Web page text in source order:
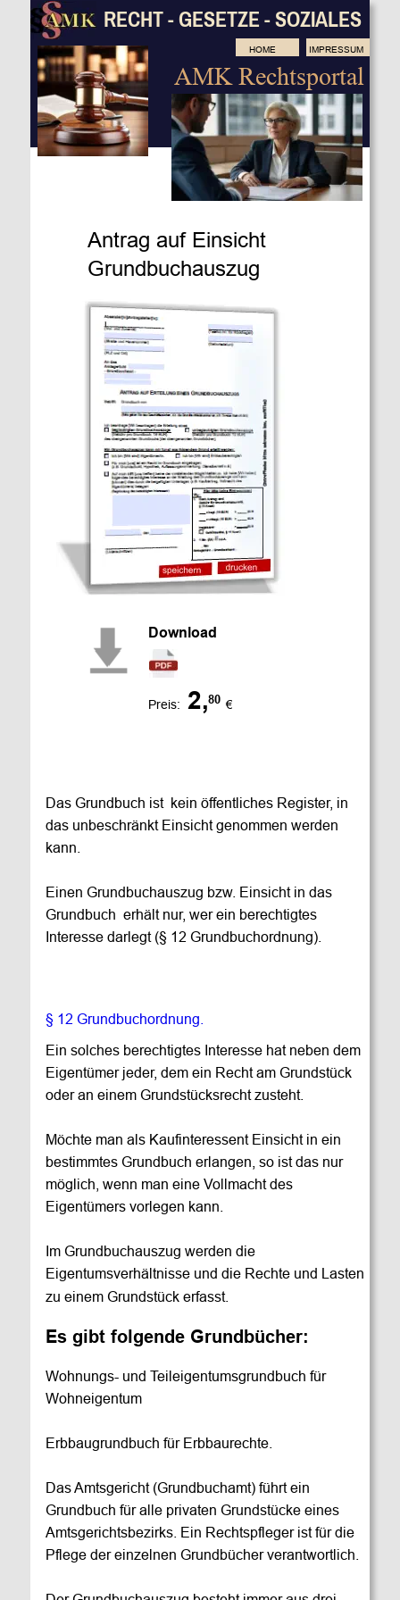
§ 12 Grundbuchordnung.
Ein solches berechtigtes Interesse hat neben dem
Eigentümer jeder, dem ein Recht am Grundstück
oder an einem Grundstücksrecht zusteht.
Möchte man als Kaufinteressent Einsicht in ein
bestimmtes Grundbuch erlangen, so ist das nur
möglich, wenn man eine Vollmacht des
Eigentümers vorlegen kann.
Im Grundbuchauszug werden die
Eigentumsverhältnisse und die Rechte und Lasten
zu einem Grundstück erfasst.
Es gibt folgende Grundbücher:
Wohnungs- und Teileigentumsgrundbuch für
Wohneigentum
Erbbaugrundbuch für Erbbaurechte.
Das Amtsgericht (Grundbuchamt) führt ein
Grundbuch für alle privaten Grundstücke eines
Amtsgerichtsbezirks. Ein Rechtspfleger ist für die
Pflege der einzelnen Grundbücher verantwortlich.
Das Grundbuch ist  kein öffentliches Register, in
das unbeschränkt Einsicht genommen werden
kann.
Einen Grundbuchauszug bzw. Einsicht in das
Grundbuch  erhält nur, wer ein berechtigtes
Interesse darlegt (§ 12 Grundbuchordnung).
Download
Preis: 2,80 €
Antrag auf Einsicht
Grundbuchauszug
AMK Rechtsportal
IMPRESSUM
RECHT - GESETZE - SOZIALES
HOME